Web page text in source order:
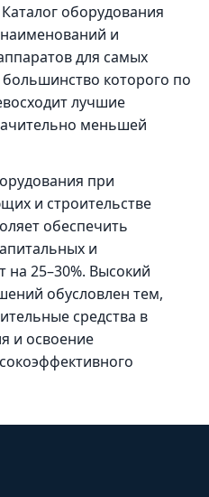
оборудования
и
для самых
которого по
лучшие
меньшей
при
и строительстве
обеспечить
и
на 25–30%. Высокий
обусловлен тем,
средства в
и освоение